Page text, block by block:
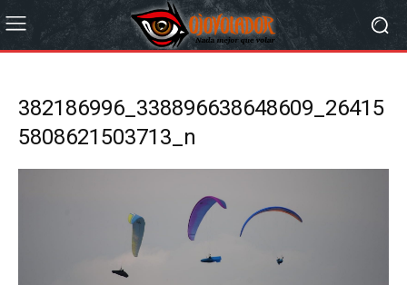
382186996_338896638648609_26415
5808621503713_n